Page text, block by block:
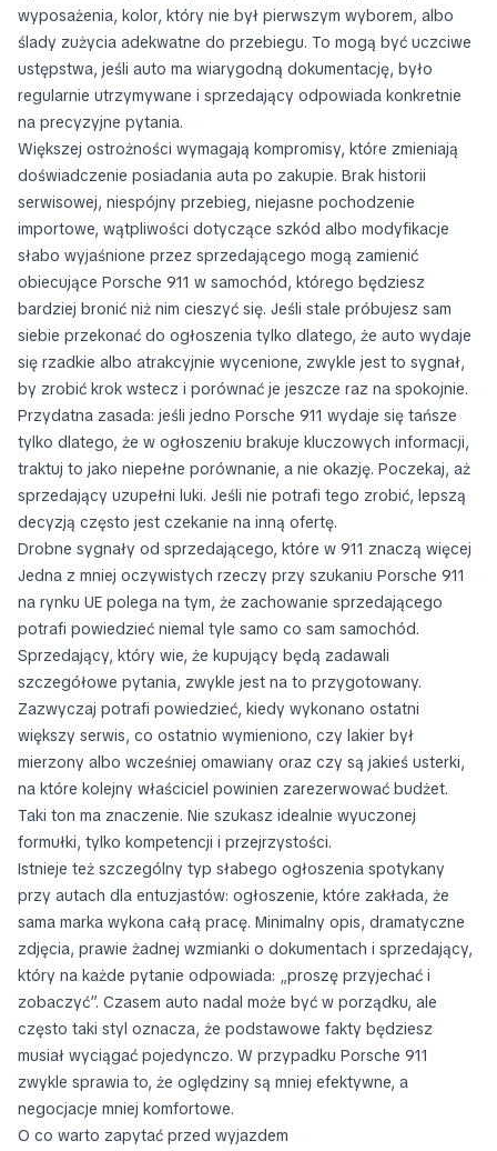
wyposażenia, kolor, który nie był pierwszym wyborem, albo
ślady zużycia adekwatne do przebiegu. To mogą być uczciwe
ustępstwa, jeśli auto ma wiarygodną dokumentację, było
regularnie utrzymywane i sprzedający odpowiada konkretnie
na precyzyjne pytania.
Większej ostrożności wymagają kompromisy, które zmieniają
doświadczenie posiadania auta po zakupie. Brak historii
serwisowej, niespójny przebieg, niejasne pochodzenie
importowe, wątpliwości dotyczące szkód albo modyfikacje
słabo wyjaśnione przez sprzedającego mogą zamienić
obiecujące Porsche 911 w samochód, którego będziesz
bardziej bronić niż nim cieszyć się. Jeśli stale próbujesz sam
siebie przekonać do ogłoszenia tylko dlatego, że auto wydaje
się rzadkie albo atrakcyjnie wycenione, zwykle jest to sygnał,
by zrobić krok wstecz i porównać je jeszcze raz na spokojnie.
Przydatna zasada: jeśli jedno Porsche 911 wydaje się tańsze
tylko dlatego, że w ogłoszeniu brakuje kluczowych informacji,
traktuj to jako niepełne porównanie, a nie okazję. Poczekaj, aż
sprzedający uzupełni luki. Jeśli nie potrafi tego zrobić, lepszą
decyzją często jest czekanie na inną ofertę.
Drobne sygnały od sprzedającego, które w 911 znaczą więcej
Jedna z mniej oczywistych rzeczy przy szukaniu Porsche 911
na rynku UE polega na tym, że zachowanie sprzedającego
potrafi powiedzieć niemal tyle samo co sam samochód.
Sprzedający, który wie, że kupujący będą zadawali
szczegółowe pytania, zwykle jest na to przygotowany.
Zazwyczaj potrafi powiedzieć, kiedy wykonano ostatni
większy serwis, co ostatnio wymieniono, czy lakier był
mierzony albo wcześniej omawiany oraz czy są jakieś usterki,
na które kolejny właściciel powinien zarezerwować budżet.
Taki ton ma znaczenie. Nie szukasz idealnie wyuczonej
formułki, tylko kompetencji i przejrzystości.
Istnieje też szczególny typ słabego ogłoszenia spotykany
przy autach dla entuzjastów: ogłoszenie, które zakłada, że
sama marka wykona całą pracę. Minimalny opis, dramatyczne
zdjęcia, prawie żadnej wzmianki o dokumentach i sprzedający,
który na każde pytanie odpowiada: „proszę przyjechać i
zobaczyć”. Czasem auto nadal może być w porządku, ale
często taki styl oznacza, że podstawowe fakty będziesz
musiał wyciągać pojedynczo. W przypadku Porsche 911
zwykle sprawia to, że oględziny są mniej efektywne, a
negocjacje mniej komfortowe.
O co warto zapytać przed wyjazdem